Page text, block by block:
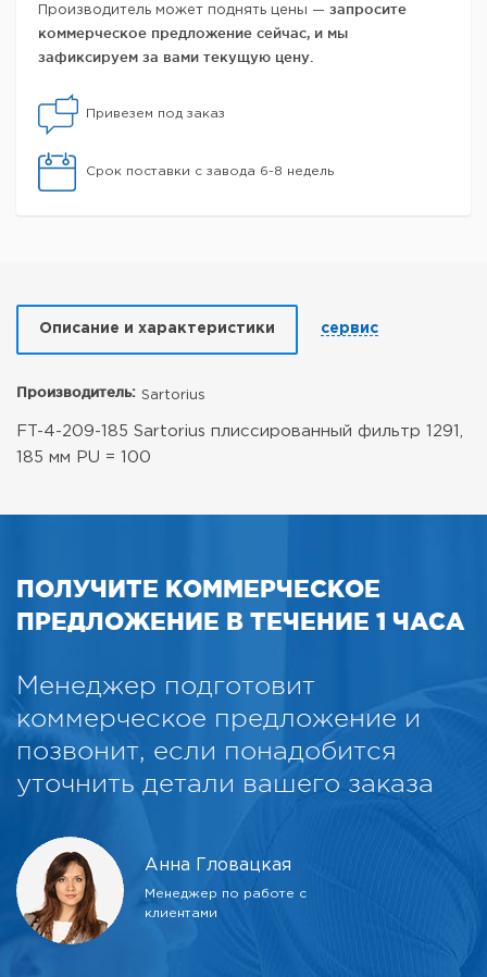
Производитель может поднять цены — запросите
коммерческое предложение сейчас, и мы
зафиксируем за вами текущую цену.
Привезем под заказ
Срок поставки с завода 6-8 недель
Описание и характеристики сервис
Производитель: Sartorius
FT-4-209-185 Sartorius плиссированный фильтр 1291,
185 мм PU = 100
ПОЛУЧИТЕ КОММЕРЧЕСКОЕ
ПРЕДЛОЖЕНИЕ В ТЕЧЕНИЕ 1 ЧАСА
Менеджер подготовит
коммерческое предложение и
позвонит, если понадобится
уточнить детали вашего заказа
Анна Гловацкая
Менеджер по работе с
клиентами